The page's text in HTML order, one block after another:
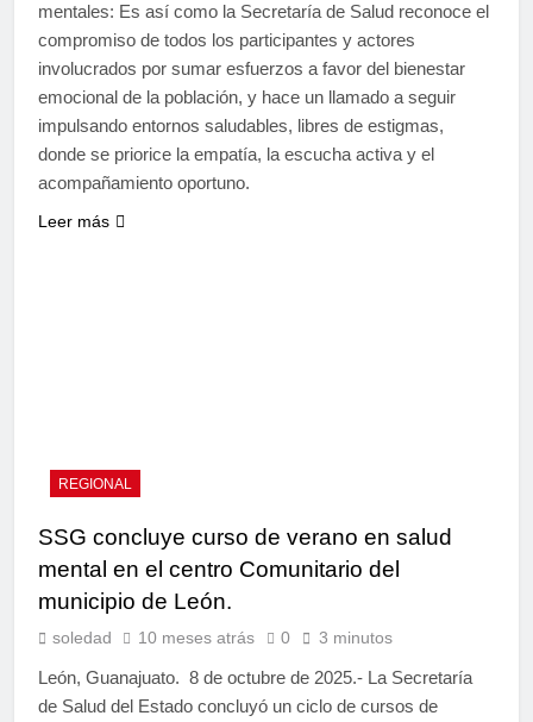
mentales: Es así como la Secretaría de Salud reconoce el
compromiso de todos los participantes y actores
involucrados por sumar esfuerzos a favor del bienestar
emocional de la población, y hace un llamado a seguir
impulsando entornos saludables, libres de estigmas,
donde se priorice la empatía, la escucha activa y el
acompañamiento oportuno.
Leer más
REGIONAL
SSG concluye curso de verano en salud
mental en el centro Comunitario del
municipio de León.
soledad 10 meses atrás 0 3 minutos
León, Guanajuato. 8 de octubre de 2025.- La Secretaría
de Salud del Estado concluyó un ciclo de cursos de